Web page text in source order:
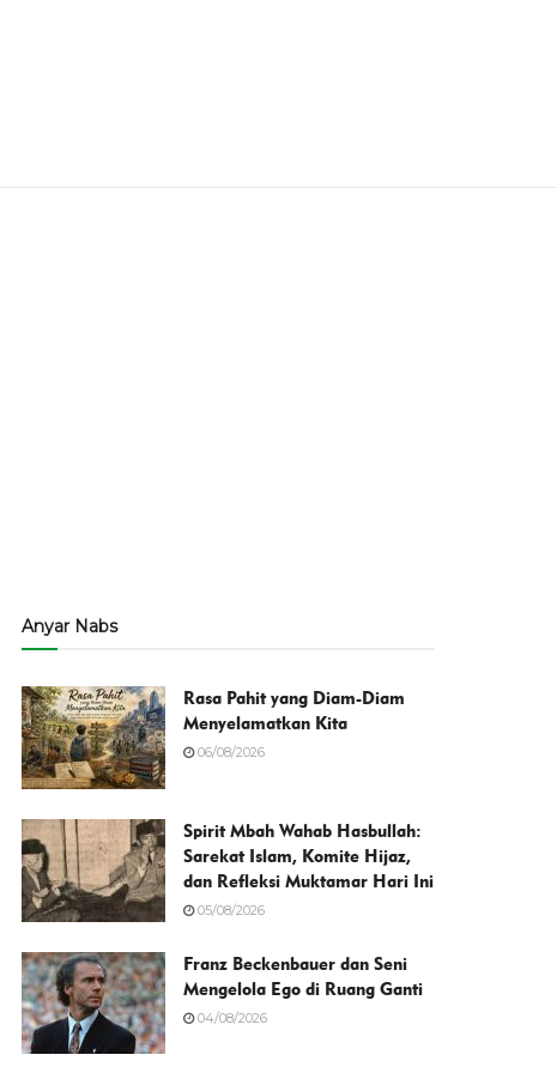
Anyar Nabs
Rasa Pahit yang Diam-Diam
Menyelamatkan Kita
06/08/2026
Spirit Mbah Wahab Hasbullah:
Sarekat Islam, Komite Hijaz,
dan Refleksi Muktamar Hari Ini
05/08/2026
Franz Beckenbauer dan Seni
Mengelola Ego di Ruang Ganti
04/08/2026